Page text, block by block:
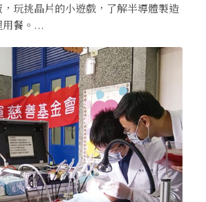
玩挑晶片的小遊戲，了解半導體製造
用餐。...